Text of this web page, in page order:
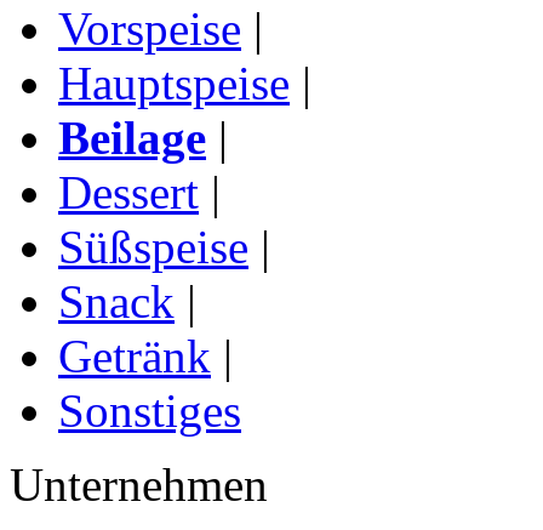
Vorspeise |
Hauptspeise |
Beilage |
Dessert |
Süßspeise |
Snack |
Getränk |
Sonstiges
Unternehmen